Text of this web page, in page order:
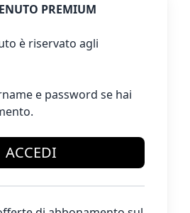
PREMIUM
è riservato agli
e password se hai
ACCEDI